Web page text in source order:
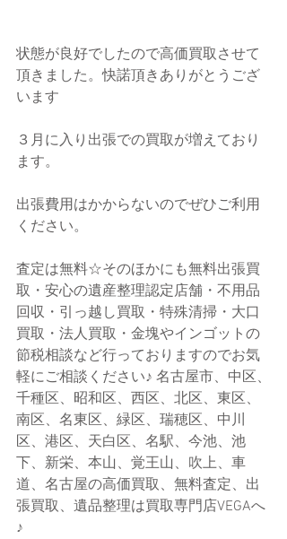
状態が良好でしたので高価買取させて
頂きました。快諾頂きありがとうござ
います
３月に入り出張での買取が増えており
ます。
出張費用はかからないのでぜひご利用
ください。
査定は無料☆そのほかにも無料出張買
取・安心の遺産整理認定店舗・不用品
回収・引っ越し買取・特殊清掃・大口
買取・法人買取・金塊やインゴットの
節税相談など行っておりますのでお気
軽にご相談ください♪ 名古屋市、中区、
千種区、昭和区、西区、北区、東区、
南区、名東区、緑区、瑞穂区、中川
区、港区、天白区、名駅、今池、池
下、新栄、本山、覚王山、吹上、車
道、名古屋の高価買取、無料査定、出
張買取、遺品整理は買取専門店VEGAへ
♪